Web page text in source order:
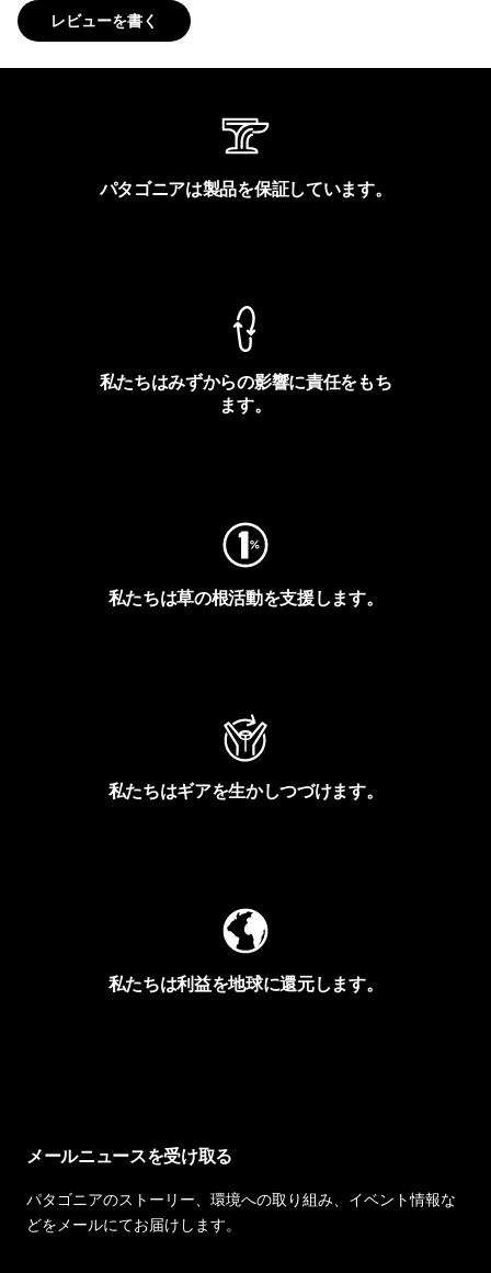
レビューを書く
パタゴニアは製品を保証しています。
私たちはみずからの影響に責任をもち
ます。
私たちは草の根活動を支援します。
私たちはギアを生かしつづけます。
私たちは利益を地球に還元します。
メールニュースを受け取る
パタゴニアのストーリー、環境への取り組み、イベント情報な
どをメールにてお届けします。